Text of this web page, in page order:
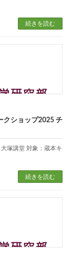
続きを読む
クショップ2025 チ
塚講堂 対象：蔵本キ
続きを読む